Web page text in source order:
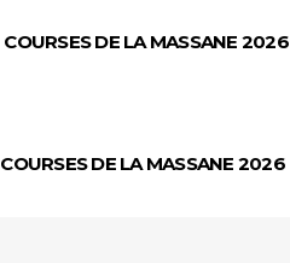
COURSES DE LA MASSANE 2026
COURSES DE LA MASSANE 2026